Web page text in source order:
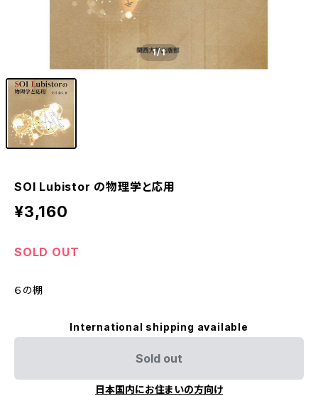
1/1
SOI Lubistor の物理学と応用
¥3,160
SOLD OUT
６の棚
International shipping available
Sold out
日本国内にお住まいの方向け